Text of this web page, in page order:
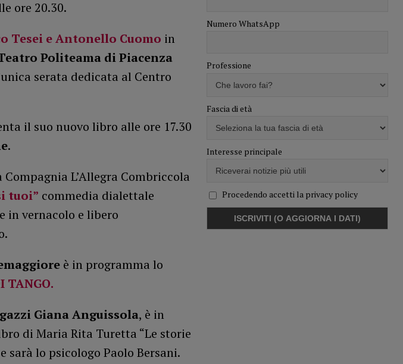
ore 20.30.
Tesei e Antonello Cuomo in
Politeama di Piacenza
serata dedicata al Centro
il suo nuovo libro alle ore 17.30
.
Compagnia L’Allegra Combriccola
tuoi” commedia dialettale
vernacolo e libero
è in programma lo
TANGO.
Giana Anguissola, è in
di Maria Rita Turetta “Le storie
sarà lo psicologo Paolo Bersani.
Numero WhatsApp
Professione
Fascia di età
Interesse principale
Procedendo accetti la privacy policy